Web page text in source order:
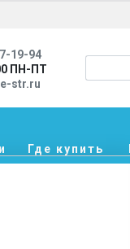
19-94
ПН-ПТ
str.ru
Где купить